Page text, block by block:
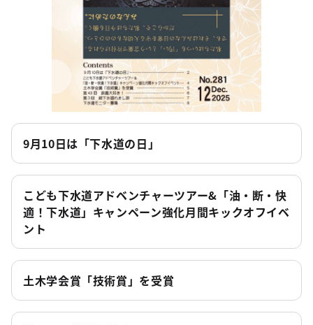
9月10日は「下水道の日」
こども下水道アドベンチャーツアー&「油・断・快
適！下水道」キャンペーン強化月間キックオフイベ
ント
土木学会賞「技術賞」を受賞